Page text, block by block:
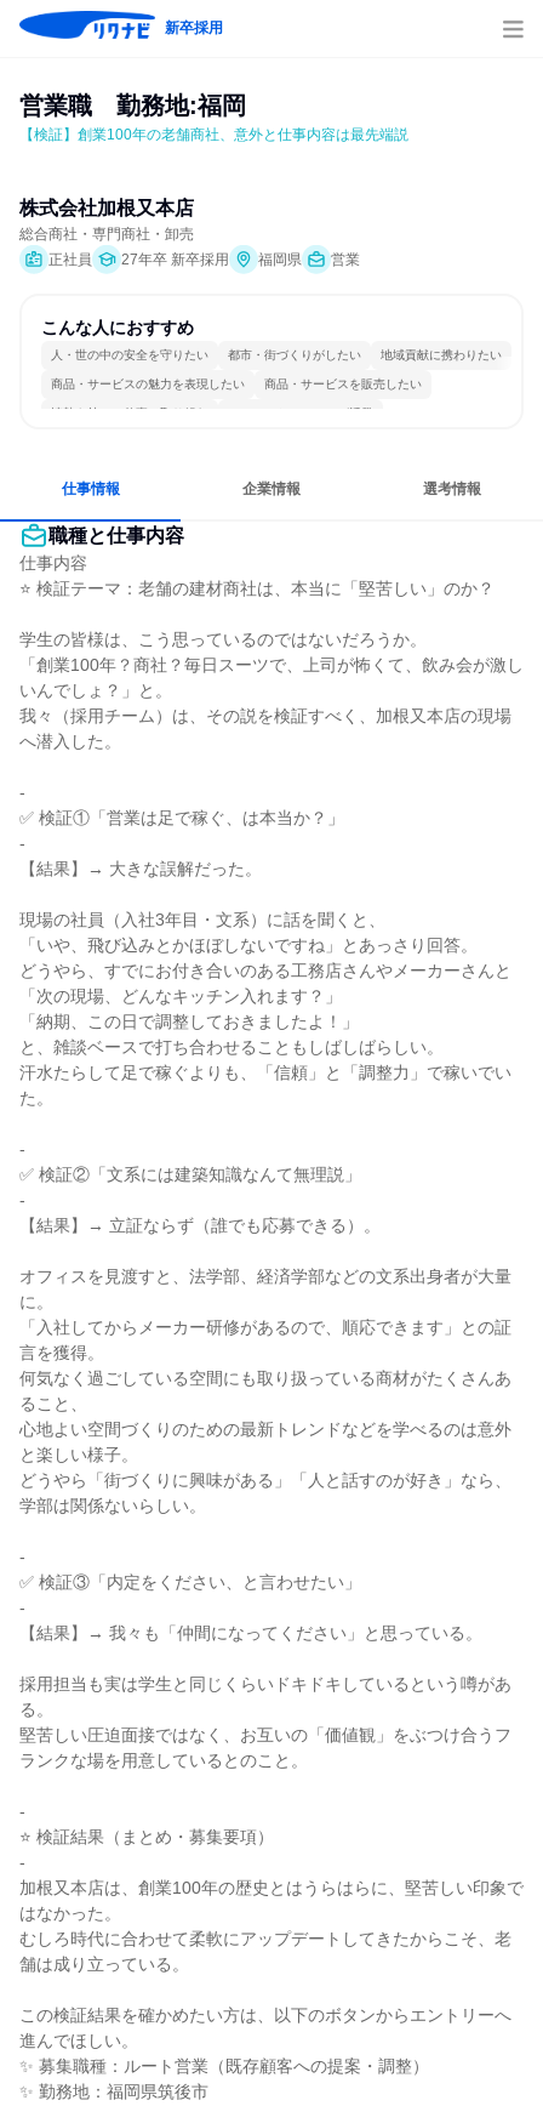
新卒採用
営業職　勤務地:福岡
【検証】創業100年の老舗商社、意外と仕事内容は最先端説
株式会社加根又本店
総合商社・専門商社・卸売
正社員
27年卒 新卒採用 福岡県 営業
こんな人におすすめ
人・世の中の安全を守りたい 都市・街づくりがしたい 地域貢献に携わりたい
商品・サービスの魅力を表現したい 商品・サービスを販売したい
情熱を持って仕事に取り組む コミュニケーションが活発
仕事情報 企業情報 選考情報
職種と仕事内容
仕事内容
⭐ 検証テーマ：老舗の建材商社は、本当に「堅苦しい」のか？
学生の皆様は、こう思っているのではないだろうか。
「創業100年？商社？毎日スーツで、上司が怖くて、飲み会が激し
いんでしょ？」と。
我々（採用チーム）は、その説を検証すべく、加根又本店の現場
へ潜入した。
-
✅ 検証①「営業は足で稼ぐ、は本当か？」
-
【結果】→ 大きな誤解だった。
現場の社員（入社3年目・文系）に話を聞くと、
「いや、飛び込みとかほぼしないですね」とあっさり回答。
どうやら、すでにお付き合いのある工務店さんやメーカーさんと
「次の現場、どんなキッチン入れます？」
「納期、この日で調整しておきましたよ！」
と、雑談ベースで打ち合わせることもしばしばらしい。
汗水たらして足で稼ぐよりも、「信頼」と「調整力」で稼いでい
た。
-
✅ 検証②「文系には建築知識なんて無理説」
-
【結果】→ 立証ならず（誰でも応募できる）。
オフィスを見渡すと、法学部、経済学部などの文系出身者が大量
に。
「入社してからメーカー研修があるので、順応できます」との証
言を獲得。
何気なく過ごしている空間にも取り扱っている商材がたくさんあ
ること、
心地よい空間づくりのための最新トレンドなどを学べるのは意外
と楽しい様子。
どうやら「街づくりに興味がある」「人と話すのが好き」なら、
学部は関係ないらしい。
-
✅ 検証③「内定をください、と言わせたい」
-
【結果】→ 我々も「仲間になってください」と思っている。
採用担当も実は学生と同じくらいドキドキしているという噂があ
る。
堅苦しい圧迫面接ではなく、お互いの「価値観」をぶつけ合うフ
ランクな場を用意しているとのこと。
-
⭐ 検証結果（まとめ・募集要項）
-
加根又本店は、創業100年の歴史とはうらはらに、堅苦しい印象で
はなかった。
むしろ時代に合わせて柔軟にアップデートしてきたからこそ、老
舗は成り立っている。
この検証結果を確かめたい方は、以下のボタンからエントリーへ
進んでほしい。
✨ 募集職種：ルート営業（既存顧客への提案・調整）
✨ 勤務地：福岡県筑後市